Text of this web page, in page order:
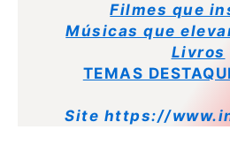
Filmes que
Músicas que
Livros
TEMAS
Site https://